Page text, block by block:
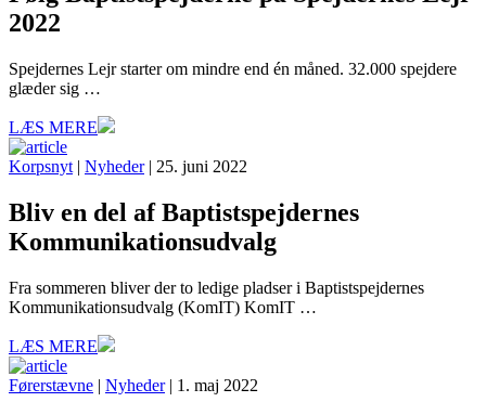
2022
Spejdernes Lejr starter om mindre end én måned. 32.000 spejdere
glæder sig …
LÆS MERE
Korpsnyt | Nyheder| 25. juni 2022
Bliv en del af Baptistspejdernes
Kommunikationsudvalg
Fra sommeren bliver der to ledige pladser i Baptistspejdernes
Kommunikationsudvalg (KomIT) KomIT …
LÆS MERE
Førerstævne | Nyheder| 1. maj 2022